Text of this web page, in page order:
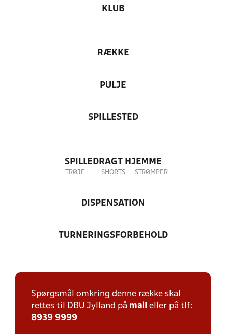
KLUB
RÆKKE
PULJE
SPILLESTED
SPILLEDRAGT HJEMME
TRØJE SHORTS STRØMPER
DISPENSATION
TURNERINGSFORBEHOLD
Spørgsmål omkring denne række skal
rettes til DBU Jylland på mail eller på tlf:
8939 9999